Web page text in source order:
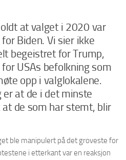
at valget i 2020 var
Biden. Vi sier ikke
begeistret for Trump,
USAs befolkning som
opp i valglokalene.
er at de i det minste
de som har stemt, blir
ble manipulert på det groveste for
i etterkant var en reaksjon